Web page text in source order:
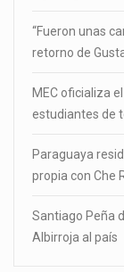
“Fueron unas
retorno de
MEC oficializa
estudiantes de
Paraguaya
propia con Che
Santiago Peña
Albirroja al país